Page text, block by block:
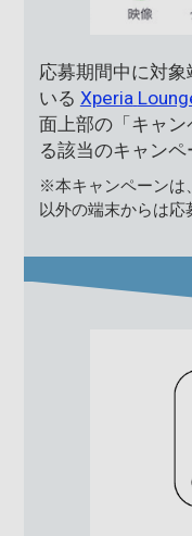
応募期間中に対
いる Xperia
面上部の「キャ
る該当のキャンペ
※本キャンペーンは
以外の端末からは応